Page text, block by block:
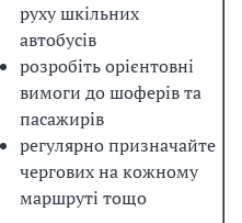
руху шкільних
автобусів
розробіть орієнтовні
вимоги до шоферів та
пасажирів
регулярно призначайте
чергових на кожному
маршруті тощо